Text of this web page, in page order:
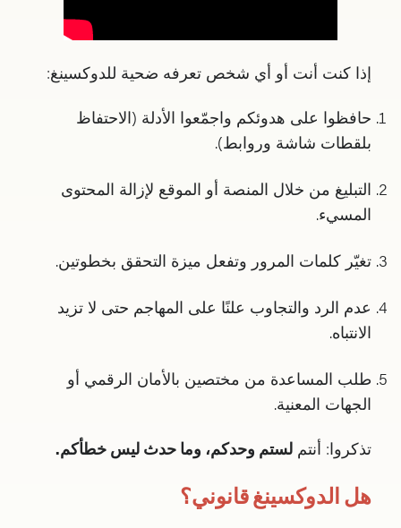
إذا كنت أنت أو أي شخص تعرفه ضحية للدوكسينغ:
حافظوا على هدوئكم واجمّعوا الأدلة (الاحتفاظ
بلقطات شاشة وروابط).
التبليغ من خلال المنصة أو الموقع لإزالة المحتوى
المسيء.
تغيّر كلمات المرور وتفعل ميزة التحقق بخطوتين.
عدم الرد والتجاوب علنًا على المهاجم حتى لا تزيد
الانتباه.
طلب المساعدة من مختصين بالأمان الرقمي أو
الجهات المعنية.
تذكروا: أنتم لستم وحدكم، وما حدث ليس خطأكم.
هل الدوكسينغ قانوني؟